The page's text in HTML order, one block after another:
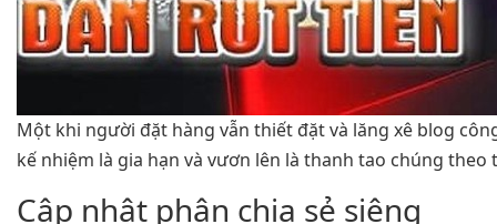
Một khi người đặt hàng vẫn thiết đặt và lăng xê blog
kế nhiệm là gia hạn và vươn lên là thanh tao chúng theo
Cập nhật phân chia sẻ siêng